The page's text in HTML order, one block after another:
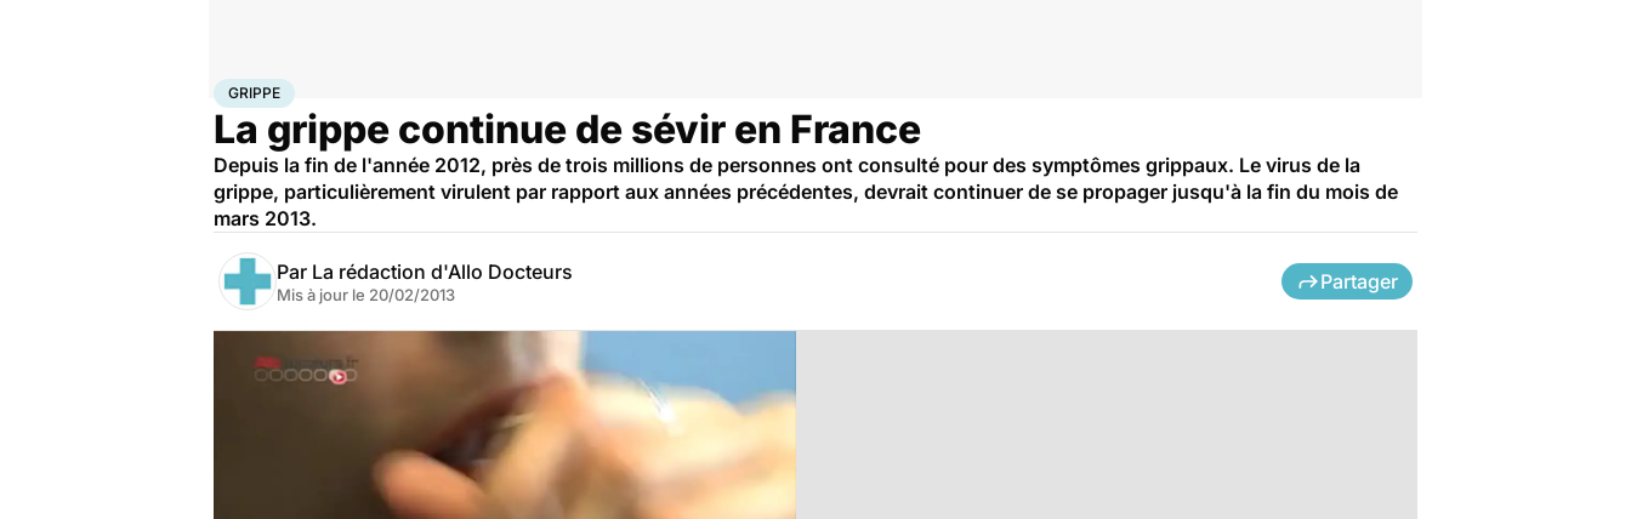
AccueilSanté
GRIPPE
La grippe continue de sévir en France
Depuis la fin de l'année 2012, près de trois millions de personnes ont consulté pour des symptômes grippaux. Le virus de la
grippe, particulièrement virulent par rapport aux années précédentes, devrait continuer de se propager jusqu'à la fin du mois de
mars 2013.
Par La rédaction d'Allo Docteurs
Mis à jour le 20/02/2013
Partager